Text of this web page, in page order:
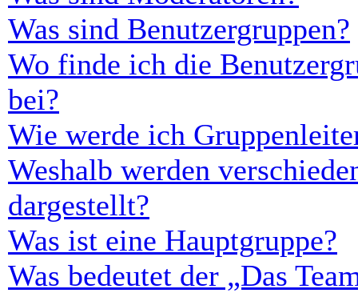
Was sind Benutzergruppen?
Wo finde ich die
bei?
Wie werde ich
Weshalb werden
dargestellt?
Was ist eine Hauptgruppe?
Was bedeutet der „Das